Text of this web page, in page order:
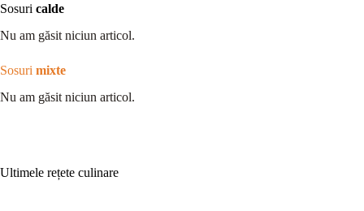
Sosuri calde
Nu am găsit niciun articol.
Sosuri mixte
Nu am găsit niciun articol.
Ultimele rețete culinare